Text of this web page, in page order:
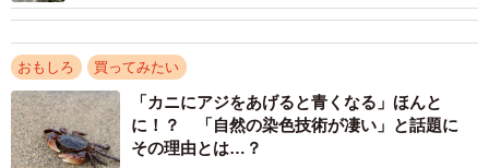
ある発想をもってとらえました。
思い浮かべたのは、昔ネット上で流行した “矛盾塊” という
ネットミーム。
おもしろ 買ってみたい
「カニにアジをあげると青くなる」ほんと
に！？ 「自然の染色技術が凄い」と話題に
その理由とは…？